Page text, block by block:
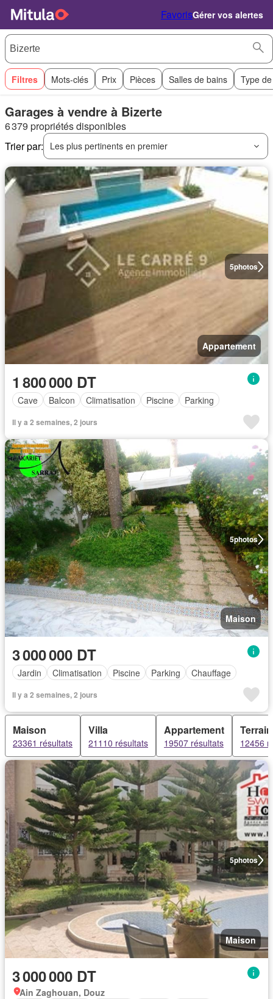
FavorisGérer vos alertes
Filtres Mots-clés Prix Pièces Salles de bains Type
Garages à vendre à Bizerte
6 379 propriétés disponibles
Trier par:
Les plus pertinents en premier
5photos
Appartement
1 800 000 DT
Cave Balcon Climatisation Piscine Parking
Il y a 2 semaines, 2 jours
5photos
Maison
3 000 000 DT
Jardin Climatisation Piscine Parking Chauffage
Il y a 2 semaines, 2 jours
Maison
23361 résultats
Villa
21110 résultats
Appartement
19507 résultats
Terrain
12456
5photos
Maison
3 000 000 DT
Ain Zaghouan, Douz